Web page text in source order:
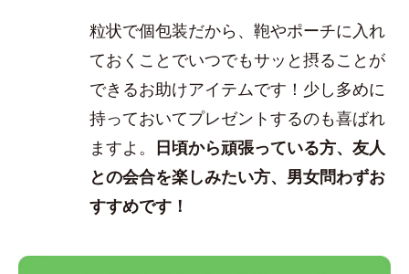
粒状で個包装だから、鞄やポーチに入れ
ておくことでいつでもサッと摂ることが
できるお助けアイテムです！少し多めに
持っておいてプレゼントするのも喜ばれ
ますよ。 日頃から頑張っている方、友人
との会合を楽しみたい方、男女問わずお
すすめです！